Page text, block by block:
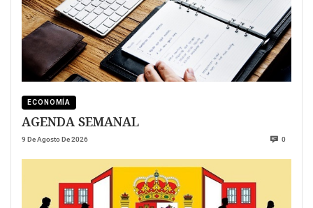
ECONOMÍA
AGENDA SEMANAL
9 De Agosto De 2026 0